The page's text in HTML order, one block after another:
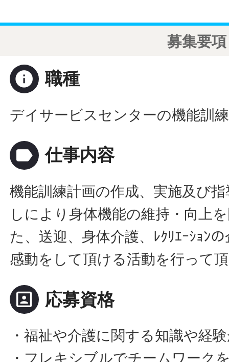
募集要項
info 職種
デイサービスセンターの機能訓
label 仕事内容
機能訓練計画の作成、実施及び
しにより身体機能の維持・向上
た、送迎、身体介護、ﾚｸﾘｴｰｼｮﾝ
感動をして頂ける活動を行って
portrait 応募資格
・福祉や介護に関する知識や経
・フレキシブルでチームワーク